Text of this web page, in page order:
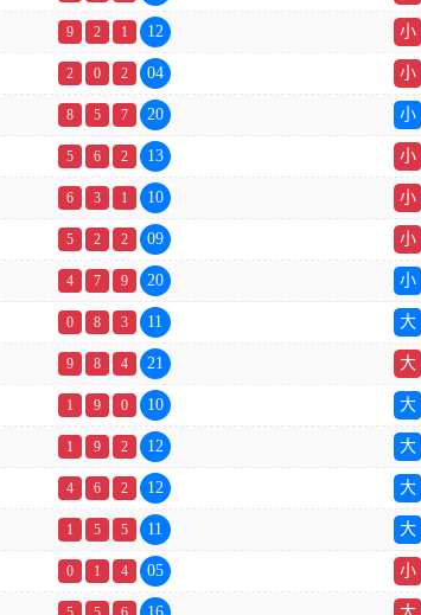
9 2 1 12 小
2 0 2 04 小
8 5 7 20 小
5 6 2 13 小
6 3 1 10 小
5 2 2 09 小
4 7 9 20 小
0 8 3 11 大
9 8 4 21 大
1 9 0 10 大
1 9 2 12 大
4 6 2 12 大
1 5 5 11 大
0 1 4 05 小